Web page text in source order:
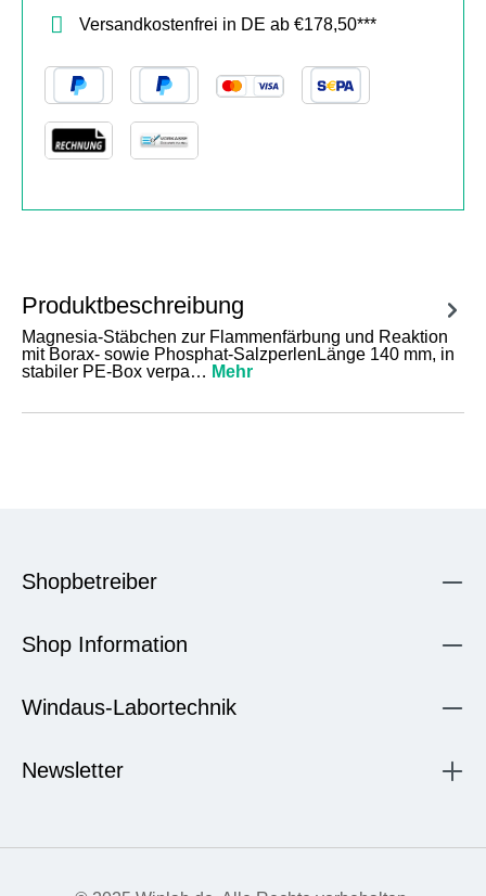
Versandkostenfrei in DE ab €178,50***
Produktbeschreibung
Magnesia-Stäbchen zur Flammenfärbung und Reaktion
mit Borax- sowie Phosphat-SalzperlenLänge 140 mm, in
stabiler PE-Box verpa… Mehr
Shopbetreiber
Shop Information
Windaus-Labortechnik
Newsletter